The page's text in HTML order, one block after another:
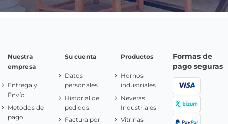
Nuestra
empresa
Entrega y
Envío
Metodos de
pago
Su cuenta
Datos
personales
Historial de
pedidos
Factura por
Productos
Hornos
industriales
Neveras
Industriales
Vitrinas
Formas de
pago seguras